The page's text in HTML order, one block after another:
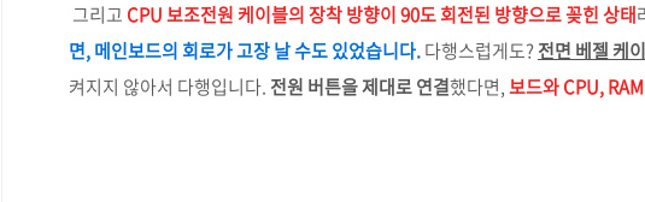
그리고 CPU 보조전원 케이블의 장착 방향이 90도 회전된 방향으로 꽂힌 상태
면, 메인보드의 회로가 고장 날 수도 있었습니다.다행스럽게도? 전면 베젤 케
켜지지 않아서 다행입니다. 전원 버튼을 제대로 연결했다면,보드와 CPU,